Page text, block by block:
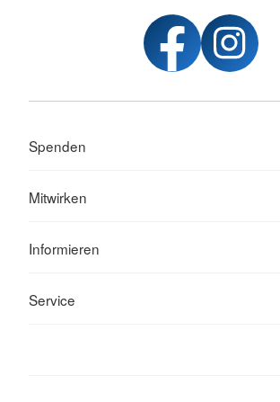
Spenden
Mitwirken
Informieren
Service